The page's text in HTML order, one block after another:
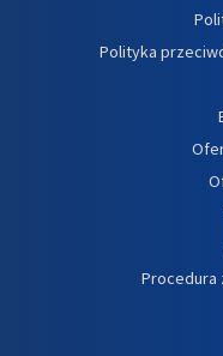
Polityka
Procedura